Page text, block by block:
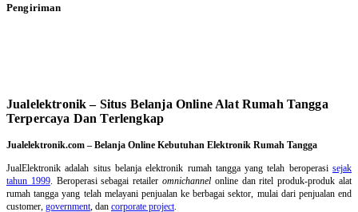
Pengiriman
Jualelektronik – Situs Belanja Online Alat Rumah Tangga
Terpercaya Dan Terlengkap
Jualelektronik.com – Belanja Online Kebutuhan Elektronik Rumah Tangga
JualElektronik adalah situs belanja elektronik rumah tanggayang telah beroperasisejak
tahun 1999. Beroperasi sebagai retaileromnichannel online dan ritel produk-produk alat
rumah tangga yang telah melayani penjualan ke berbagai sektor, mulai dari penjualan end
customer, government, dan corporate project.